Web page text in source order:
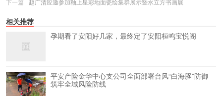
下一篇
赵广清应邀参加釉上星彩地面瓷绘集群展示暨水立方书画展
相关推荐
孕期看了安阳好几家，最终定了安阳桓鸣宝悦阁
平安产险金华中心支公司全面部署台风“白海豚”防御
筑牢全域风险防线